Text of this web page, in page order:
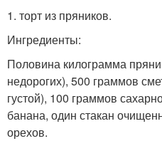
1. торт из пряников.
Ингредиенты:
Половина килограмма
недорогих), 500 граммов
густой), 100 граммов
банана, один стакан
орехов.